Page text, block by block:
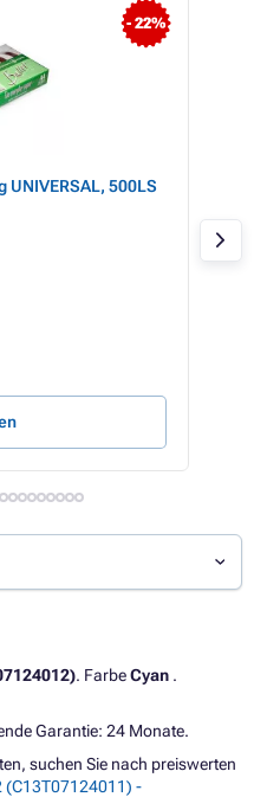
- 22%
UNIVERSAL, 500LS
. FarbeCyan .
Garantie: 24 Monate.
suchen Sie nach preiswerten
(C13T07124011) -